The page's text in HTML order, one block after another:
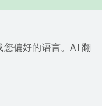
偏好的语言。AI 翻